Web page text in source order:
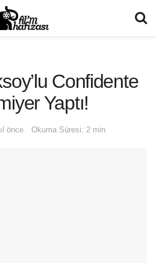
Confidente
Yaptı!
önce Okuma Süresi: 2 min